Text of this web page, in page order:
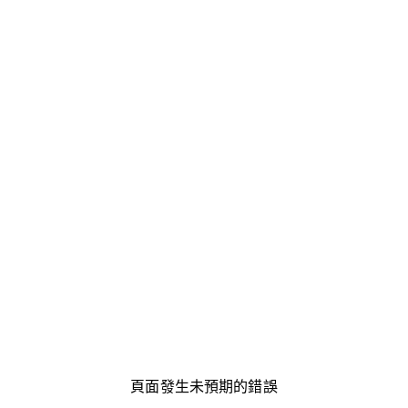
頁面發生未預期的錯誤